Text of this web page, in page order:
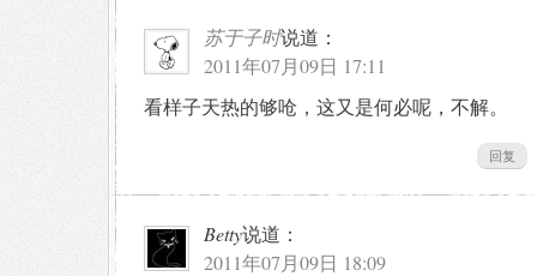
苏于子时说道：
2011年07月09日 17:11
看样子天热的够呛，这又是何必呢，不解。
回复
Betty说道：
2011年07月09日 18:09